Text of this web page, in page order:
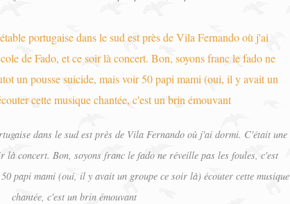
dans le sud est près de Vila Fernando où j'ai dormi. C'était une
là concert. Bon, soyons franc le fado ne réveille pas les foules, c'est
papi mami (oui, il y avait un groupe ce soir là) écouter cette musique
chantée, c'est un brin émouvant